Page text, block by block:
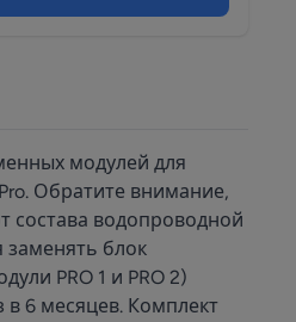
модулей для
Обратите внимание,
состава водопроводной
заменять блок
PRO 1 и PRO 2)
в 6 месяцев. Комплект